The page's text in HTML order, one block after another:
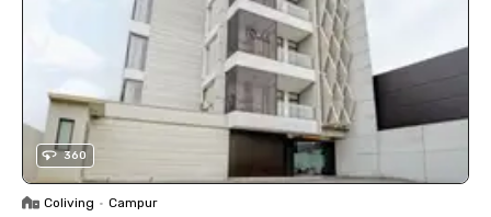
360
Coliving • Campur